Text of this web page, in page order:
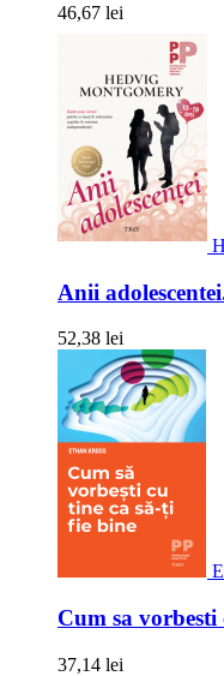
46,67 lei
Anii
52,38 lei
Cum sa vorbesti
37,14 lei